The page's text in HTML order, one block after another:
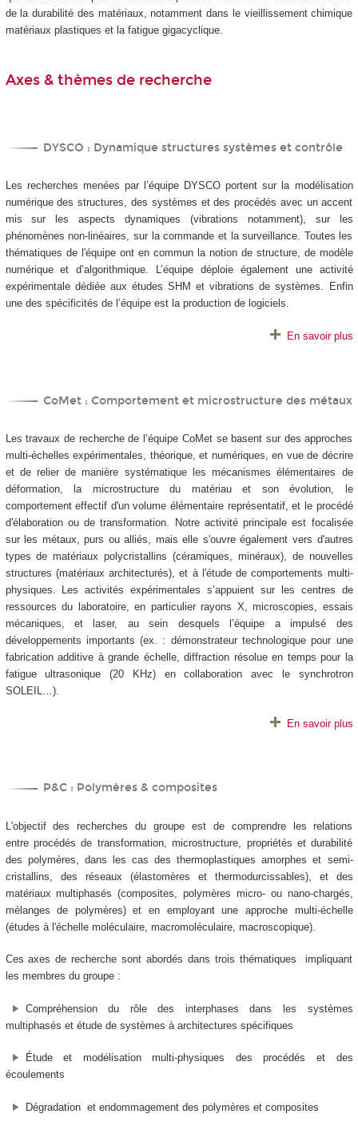
de la durabilité des matériaux, notamment dans le vieillissement chimique
matériaux plastiques et la fatigue gigacyclique.
Axes & thèmes de recherche
DYSCO : Dynamique structures systèmes et contrôle
Les recherches menées par l’équipe DYSCO portent sur la modélisation
numérique des structures, des systèmes et des procédés avec un accent
mis sur les aspects dynamiques (vibrations notamment), sur les
phénomènes non-linéaires, sur la commande et la surveillance. Toutes les
thématiques de l'équipe ont en commun la notion de structure, de modèle
numérique et d’algorithmique. L’équipe déploie également une activité
expérimentale dédiée aux études SHM et vibrations de systèmes. Enfin
une des spécificités de l’équipe est la production de logiciels.
En savoir plus
CoMet : Comportement et microstructure des métaux
Les travaux de recherche de l’équipe CoMet se basent sur des approches
multi-échelles expérimentales, théorique, et numériques, en vue de décrire
et de relier de manière systématique les mécanismes élémentaires de
déformation, la microstructure du matériau et son évolution, le
comportement effectif d'un volume élémentaire représentatif, et le procédé
d'élaboration ou de transformation. Notre activité principale est focalisée
sur les métaux, purs ou alliés, mais elle s'ouvre également vers d'autres
types de matériaux polycristallins (céramiques, minéraux), de nouvelles
structures (matériaux architecturés), et à l'étude de comportements multi-
physiques. Les activités expérimentales s’appuient sur les centres de
ressources du laboratoire, en particulier rayons X, microscopies, essais
mécaniques, et laser, au sein desquels l’équipe a impulsé des
développements importants (ex. : démonstrateur technologique pour une
fabrication additive à grande échelle, diffraction résolue en temps pour la
fatigue ultrasonique (20 KHz) en collaboration avec le synchrotron
SOLEIL…).
En savoir plus
P&C : Polymères & composites
L'objectif des recherches du groupe est de comprendre les relations
entre procédés de transformation, microstructure, propriétés et durabilité
des polymères, dans les cas des thermoplastiques amorphes et semi-
cristallins, des réseaux (élastomères et thermodurcissables), et des
matériaux multiphasés (composites, polymères micro- ou nano-chargés,
mélanges de polymères) et en employant une approche multi-échelle
(études à l'échelle moléculaire, macromoléculaire, macroscopique).
Ces axes de recherche sont abordés dans trois thématiques impliquant
les membres du groupe :
Compréhension du rôle des interphases dans les systèmes
multiphasés et étude de systèmes à architectures spécifiques
Étude et modélisation multi-physiques des procédés et des
écoulements
Dégradation et endommagement des polymères et composites